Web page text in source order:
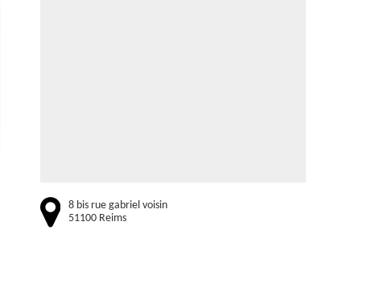
8 bis rue gabriel voisin
51100 Reims